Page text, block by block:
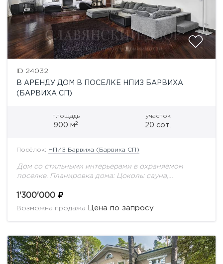
ID 24032
В АРЕНДУ ДОМ В ПОСЕЛКЕ НПИЗ БАРВИХА
(БАРВИХА СП)
площадь
900 м2
участок
20 сот.
Посёлок: НПИЗ Барвиха (Барвиха СП)
Дом со стильными интерьерами в охраняемом
поселке. Планировка дома: Цоколь: сауна,
у, комната для персонала. 1 этаж: гостиная с
камином, кухня-столовая, спальная...
1'300'000
Возможна продажа Цена по запросу